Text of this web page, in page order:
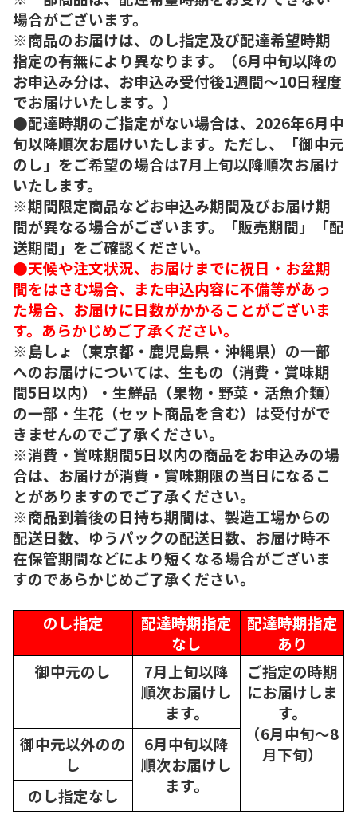
場合がございます。
※商品のお届けは、のし指定及び配達希望時期
指定の有無により異なります。（6月中旬以降の
お申込み分は、お申込み受付後1週間～10日程度
でお届けいたします。）
●配達時期のご指定がない場合は、2026年6月中
旬以降順次お届けいたします。ただし、「御中元
のし」をご希望の場合は7月上旬以降順次お届け
いたします。
※期間限定商品などお申込み期間及びお届け期
間が異なる場合がございます。「販売期間」「配
送期間」をご確認ください。
●天候や注文状況、お届けまでに祝日・お盆期
間をはさむ場合、また申込内容に不備等があっ
た場合、お届けに日数がかかることがございま
す。あらかじめご了承ください。
※島しょ（東京都・鹿児島県・沖縄県）の一部
へのお届けについては、生もの（消費・賞味期
間5日以内）・生鮮品（果物・野菜・活魚介類）
の一部・生花（セット商品を含む）は受付がで
きませんのでご了承ください。
※消費・賞味期間5日以内の商品をお申込みの場
合は、お届けが消費・賞味期限の当日になるこ
とがありますのでご了承ください。
※商品到着後の日持ち期間は、製造工場からの
配送日数、ゆうパックの配送日数、お届け時不
在保管期間などにより短くなる場合がございま
すのであらかじめご了承ください。
のし指定
配達時期指定
なし
配達時期指定
あり
御中元のし
7月上旬以降
順次お届けし
ます。
ご指定の時期
にお届けしま
す。
（6月中旬～8
月下旬）
御中元以外のの
し
6月中旬以降
順次お届けし
ます。
のし指定なし